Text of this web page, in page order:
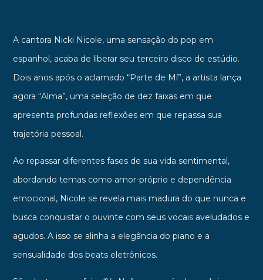
A cantora Nicki Nicole, uma sensação do pop em
espanhol, acaba de liberar seu terceiro disco de estúdio.
Dois anos após o aclamado “Parte de Mí”, a artista lança
agora “Alma”, uma seleção de dez faixas em que
apresenta profundas reflexões em que repassa sua
trajetória pessoal.
Ao repassar diferentes fases de sua vida sentimental,
abordando temas como amor-próprio e dependência
emocional, Nicole se revela mais madura do que nunca e
busca conquistar o ouvinte com seus vocais aveludados e
agudos. A isso se alinha a elegância do piano e a
sensualidade dos beats eletrônicos.